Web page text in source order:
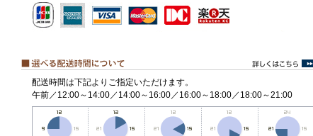
配送時間は下記よりご指定いただけます。
午前／12:00～14:00／14:00～16:00／16:00～18:00／18:00～21:00